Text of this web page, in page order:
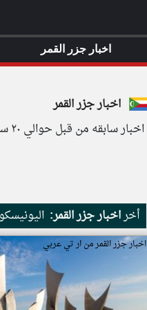
اخبار جزر القمر
اخبار سابقه من قبل حوالي ٢٠ ساعة
أخراخبار جزر القمر:
اخبار جزر القمر من ار تي عربي
اخبار جزر القمر